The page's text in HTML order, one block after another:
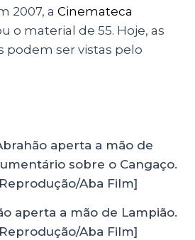
2007, a Cinemateca
o material de 55. Hoje, as
podem ser vistas pelo
aperta a mão de Lampião.
Aba Film]